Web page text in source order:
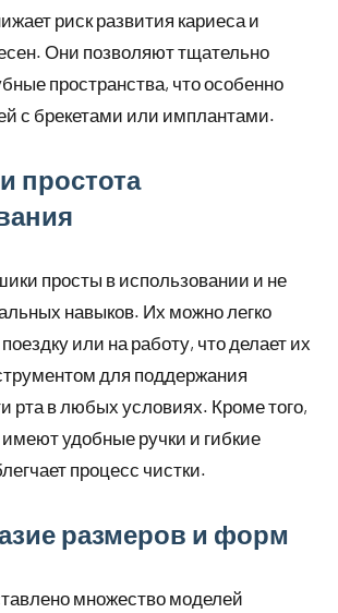
риск развития кариеса и
Они позволяют тщательно
пространства, что особенно
с брекетами или имплантами.
простота
просты в использовании и не
навыков. Их можно легко
или на работу, что делает их
для поддержания
рта в любых условиях. Кроме того,
удобные ручки и гибкие
процесс чистки.
размеров и форм
множество моделей